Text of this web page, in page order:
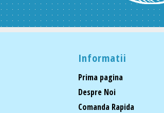
Informatii
Prima pagina
Despre Noi
Comanda Rapida